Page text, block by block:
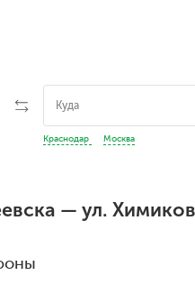
Краснодар Москва
— ул.